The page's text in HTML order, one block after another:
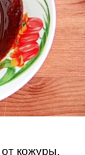
кожуры,